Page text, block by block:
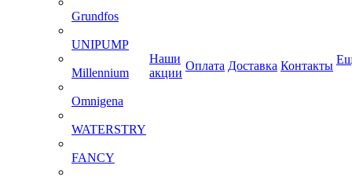
Grundfos
UNIPUMP
Millennium
Omnigena
WATERSTRY
FANCY
Наши
акции
Оплата Доставка Контакты